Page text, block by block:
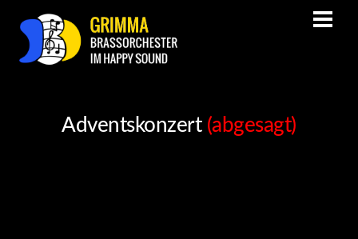
Adventskonzert (abgesagt)